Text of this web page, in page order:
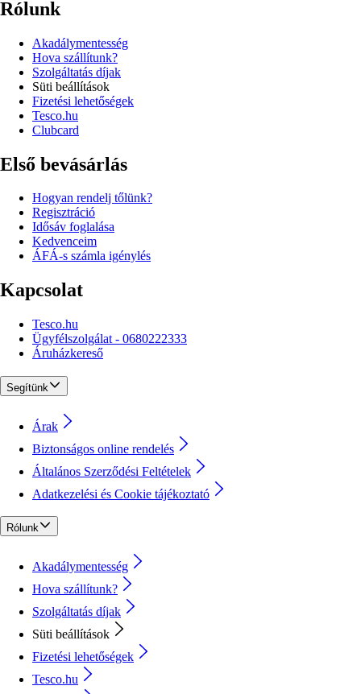
Rólunk
Akadálymentesség
Hova szállítunk?
Szolgáltatás díjak
Süti beállítások
Fizetési lehetőségek
Tesco.hu
Clubcard
Első bevásárlás
Hogyan rendelj tőlünk?
Regisztráció
Idősáv foglalása
Kedvenceim
ÁFÁ-s számla igénylés
Kapcsolat
Tesco.hu
Ügyfélszolgálat - 0680222333
Áruházkereső
Segítünk
Árak
Biztonságos online rendelés
Általános Szerződési Feltételek
Adatkezelési és Cookie tájékoztató
Rólunk
Akadálymentesség
Hova szállítunk?
Szolgáltatás díjak
Süti beállítások
Fizetési lehetőségek
Tesco.hu